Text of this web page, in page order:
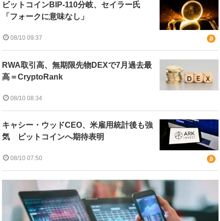
ビットコインBIP-110分岐、セイラー氏
「フォークに意味なし」
08/10 09:37
RWA取引高、無期限先物DEXで7月過去最
高＝CryptoRank
08/10 08:34
キャシー・ウッドCEO、米雇用統計後も強
気 ビットコインへ期待表明
08/10 07:50